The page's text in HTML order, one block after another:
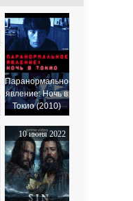
Паранормальное
явление: Ночь в
Токио (2010)
10 июня 2022